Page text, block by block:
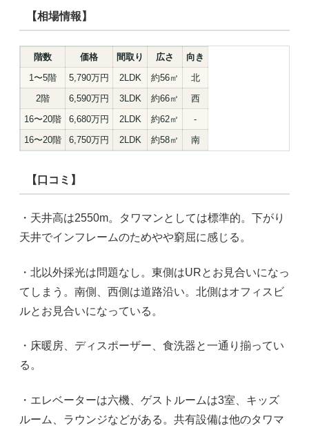
【相場情報】
階数 価格 間取り 広さ
向き
1〜5階
5,790万円 2LDK 約56㎡
北
2階
6,590万円 3LDK 約66㎡
西
16〜20階
6,680万円 2LDK 約62㎡
-
16〜20階
6,750万円 2LDK 約58㎡ 南
【口コミ】
・天井高は2550m。タワマンとしては標準的。下がり
天井でインフレームのためやや窮屈に感じる。
・北以外採光は問題なし。東側はURとお見合いになっ
てしまう。南側、西側は道路沿い。北側はオフィスビ
ルとお見合いになっている。
・床暖房、ディスポーザー、食洗器と一通り揃ってい
る。
・エレベーターは六機、ゲストルームは3室、キッズ
ルーム、ラウンジなどがある。共有設備は他のタワマ